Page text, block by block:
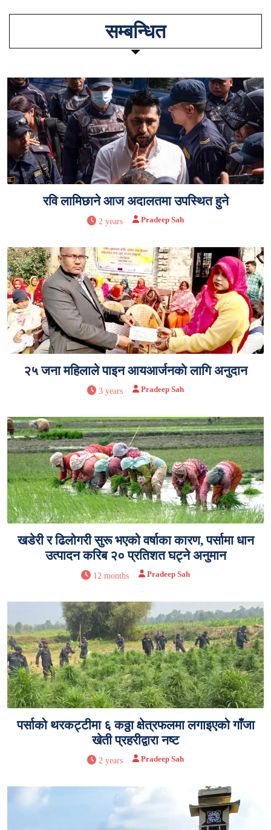
सम्बन्धित
रवि लामिछाने आज अदालतमा उपस्थित हुने
2 years Pradeep Sah
२५ जना महिलाले पाइन आयआर्जनकाे लागि अनुदान
3 years Pradeep Sah
खडेरी र ढिलोगरी सुरू भएको वर्षाका कारण, पर्सामा धान
उत्पादन करिब २० प्रतिशत घट्ने अनुमान
12 months Pradeep Sah
पर्साको थरकट्टीमा ६ कठ्ठा क्षेत्रफलमा लगाइएको गाँजा
खेती प्रहरीद्वारा नष्ट
2 years Pradeep Sah